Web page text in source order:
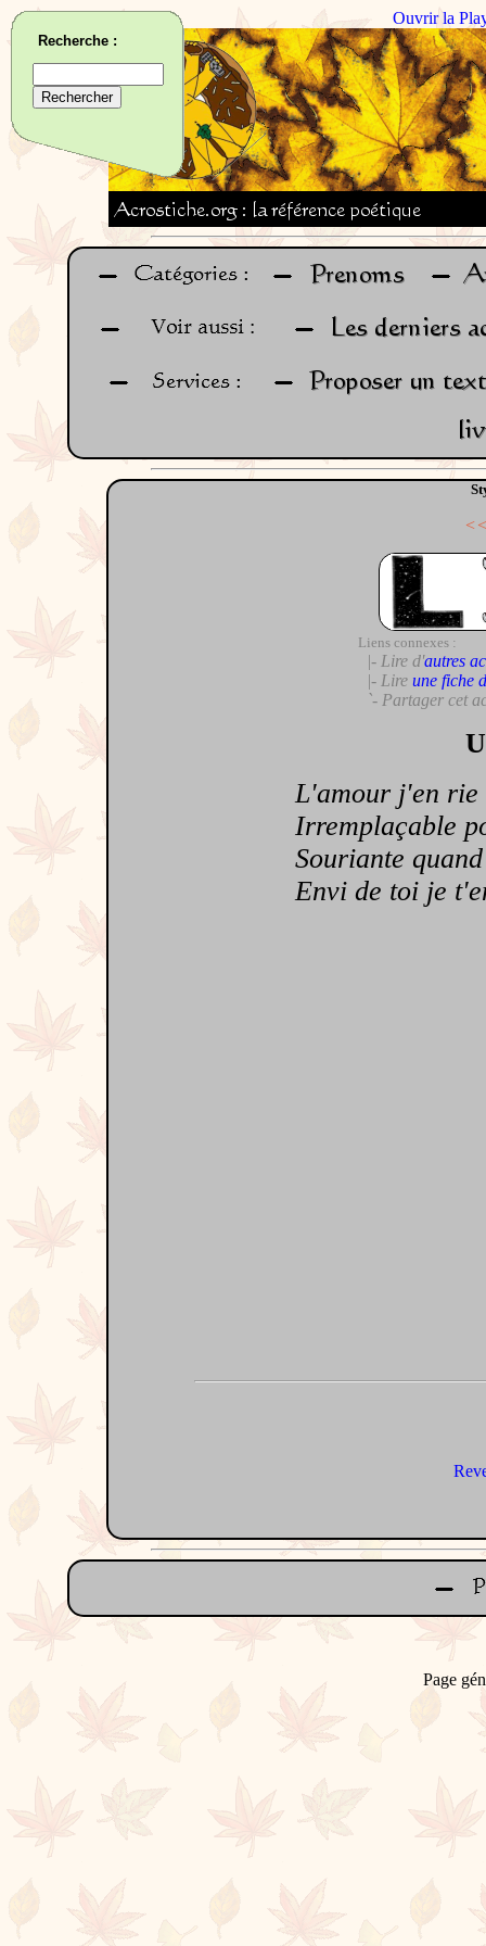
Ouvrir la
Liens connexes :
|- Lire d'autres
|- Lire une fiche
`- Partager cet
L'amour j'en rie
Irremplaçable
Souriante
Envi de toi je
Recherche :
Page